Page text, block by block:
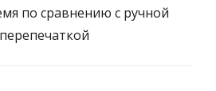
по сравнению с ручной